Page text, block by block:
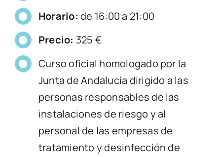
Horario:de 16:00 a 21:00
Precio: 325 €
Curso oficial homologado por la
Junta de Andalucía dirigido a las
personas responsables de las
instalaciones de riesgo y al
personal de las empresas de
tratamiento y desinfección de